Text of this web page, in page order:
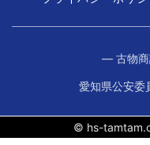
― 古物
愛知県公安
© hs-